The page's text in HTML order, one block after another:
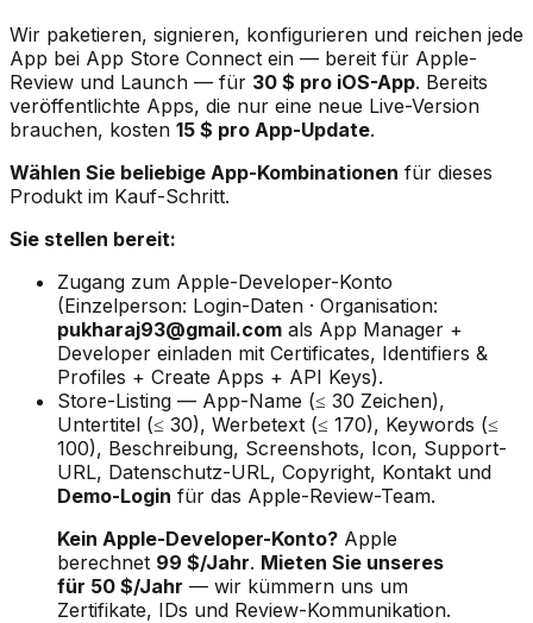
Wir paketieren, signieren, konfigurieren und reichen jede
App bei App Store Connect ein — bereit für Apple-
Review und Launch — für 30 $ pro iOS-App. Bereits
veröffentlichte Apps, die nur eine neue Live-Version
brauchen, kosten 15 $ pro App-Update.
Wählen Sie beliebige App-Kombinationen für dieses
Produkt im Kauf-Schritt.
Sie stellen bereit:
Zugang zum Apple-Developer-Konto
(Einzelperson: Login-Daten · Organisation:
pukharaj93@gmail.com als App Manager +
Developer einladen mit Certificates, Identifiers &
Profiles + Create Apps + API Keys).
Store-Listing — App-Name (≤ 30 Zeichen),
Untertitel (≤ 30), Werbetext (≤ 170), Keywords (≤
100), Beschreibung, Screenshots, Icon, Support-
URL, Datenschutz-URL, Copyright, Kontakt und
Demo-Login für das Apple-Review-Team.
Kein Apple-Developer-Konto? Apple
berechnet 99 $/Jahr. Mieten Sie unseres
für 50 $/Jahr — wir kümmern uns um
Zertifikate, IDs und Review-Kommunikation.